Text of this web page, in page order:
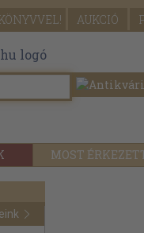
AUKCIÓ
MOST ÉRKEZETT